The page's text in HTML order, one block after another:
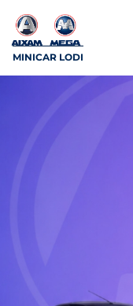
MINICAR LODI